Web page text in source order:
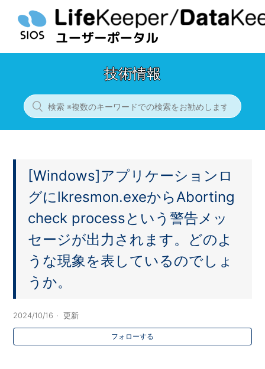
技術情報
[Windows]アプリケーションロ
グにlkresmon.exeからAborting
check processという警告メッ
セージが出力されます。どのよ
うな現象を表しているのでしょ
うか。
2024/10/16 更新
フォローする